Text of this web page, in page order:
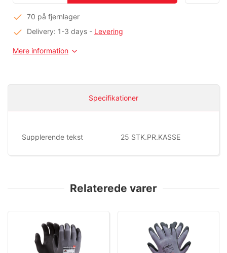
70 på fjernlager
Delivery: 1-3 days- Levering
Mere information
Specifikationer
Supplerende tekst 25 STK.PR.KASSE
Relaterede varer